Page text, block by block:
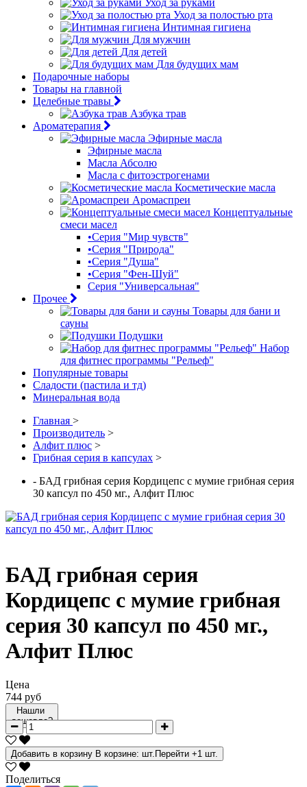
Уход за руками
Уход за полостью рта
Интимная гигиена
Для мужчин
Для детей
Для будущих мам
Подарочные наборы
Товары на главной
Целебные травы
Азбука трав
Ароматерапия
Эфирные масла
Эфирные масла
Масла Абсолю
Масла с фитоэстрогенами
Косметические масла
Аромаспреи
Концептуальные
смеси масел
•Серия "Мир чувств"
•Серия "Природа"
•Серия "Душа"
•Серия "Фен-Шуй"
Серия "Универсальная"
Прочее
Товары для бани и
сауны
Подушки
Набор
для фитнес программы "Рельеф"
Популярные товары
Сладости (пастила и тд)
Минеральная вода
Главная >
Производитель >
Алфит плюс >
Грибная серия в капсулах >
- БАД грибная серия Кордицепс с мумие грибная серия
30 капсул по 450 мг., Алфит Плюс
БАД грибная серия
Кордицепс с мумие грибная
серия 30 капсул по 450 мг.,
Алфит Плюс
Цена
744 руб
Нашли
дешевле?
Добавить в корзину В корзине: шт. Перейти +1 шт.
Поделиться